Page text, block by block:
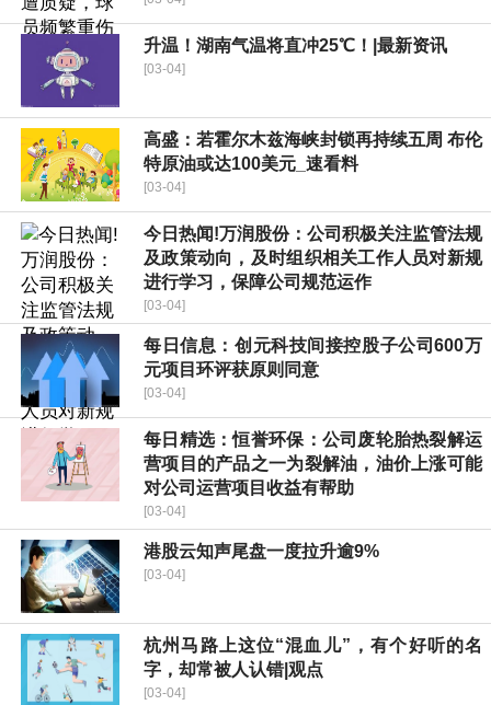
升温！湖南气温将直冲25℃！|最新资讯
[03-04]
高盛：若霍尔木兹海峡封锁再持续五周 布伦
特原油或达100美元_速看料
[03-04]
今日热闻!万润股份：公司积极关注监管法规
及政策动向，及时组织相关工作人员对新规
进行学习，保障公司规范运作
[03-04]
每日信息：创元科技间接控股子公司600万
元项目环评获原则同意
[03-04]
每日精选：恒誉环保：公司废轮胎热裂解运
营项目的产品之一为裂解油，油价上涨可能
对公司运营项目收益有帮助
[03-04]
港股云知声尾盘一度拉升逾9%
[03-04]
杭州马路上这位“混血儿”，有个好听的名
字，却常被人认错|观点
[03-04]